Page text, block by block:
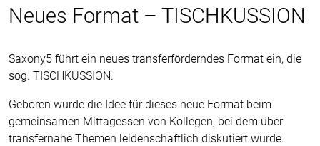
Neues Format – TISCHKUSSION
Saxony5 führt ein neues transferförderndes Format ein, die
sog. TISCHKUSSION.
Geboren wurde die Idee für dieses neue Format beim
gemeinsamen Mittagessen von Kollegen, bei dem über
transfernahe Themen leidenschaftlich diskutiert wurde.